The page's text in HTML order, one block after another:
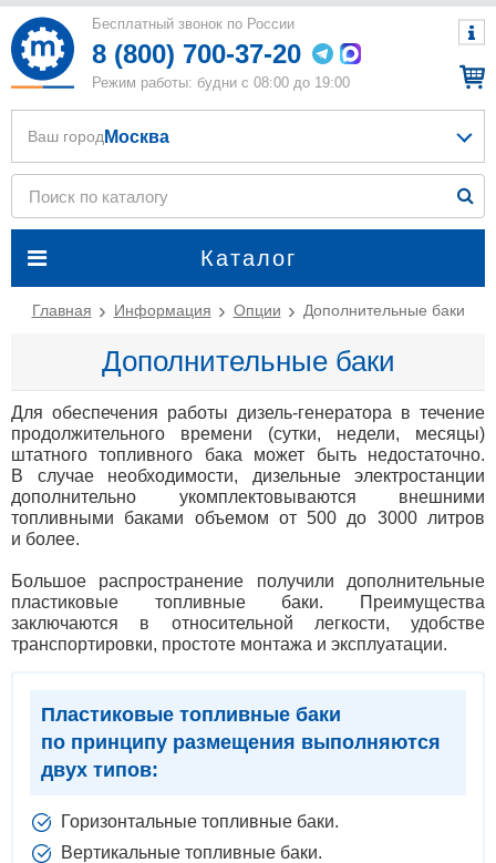
Бесплатный звонок по России
8 (800) 700-37-20
Режим работы: будни с 08:00 до 19:00
Каталог
Ваш город Москва
Главная Информация Опции Дополнительные баки
Дополнительные баки
Для обеспечения работы дизель-генератора в течение
продолжительного времени
(сутки, недели, месяцы)
штатного топливного бака может быть недостаточно.
В случае необходимости, дизельные электростанции
дополнительно укомплектовываются внешними
топливными баками объемом от 500 до 3000 литров
и более.
Большое распространение получили дополнительные
пластиковые топливные баки. Преимущества
заключаются в относительной легкости, удобстве
транспортировки, простоте монтажа и эксплуатации.
Пластиковые топливные баки
по принципу размещения выполняются
двух типов:
Горизонтальные топливные баки.
Вертикальные топливные баки.